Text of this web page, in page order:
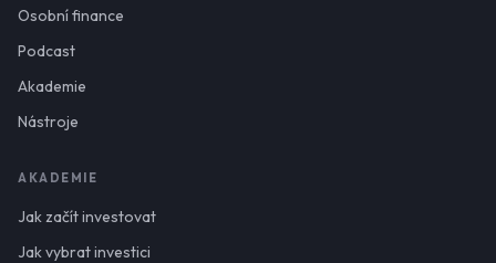
Osobní finance
Podcast
Akademie
Nástroje
AKADEMIE
Jak začít investovat
Jak vybrat investici